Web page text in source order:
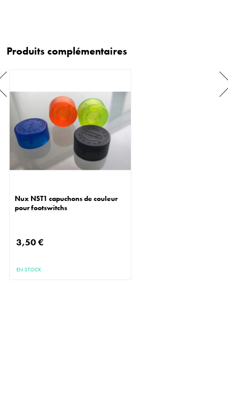
Produits complémentaires
Nux NST1 capuchons de couleur
pour footswitchs
3,50 €
EN STOCK